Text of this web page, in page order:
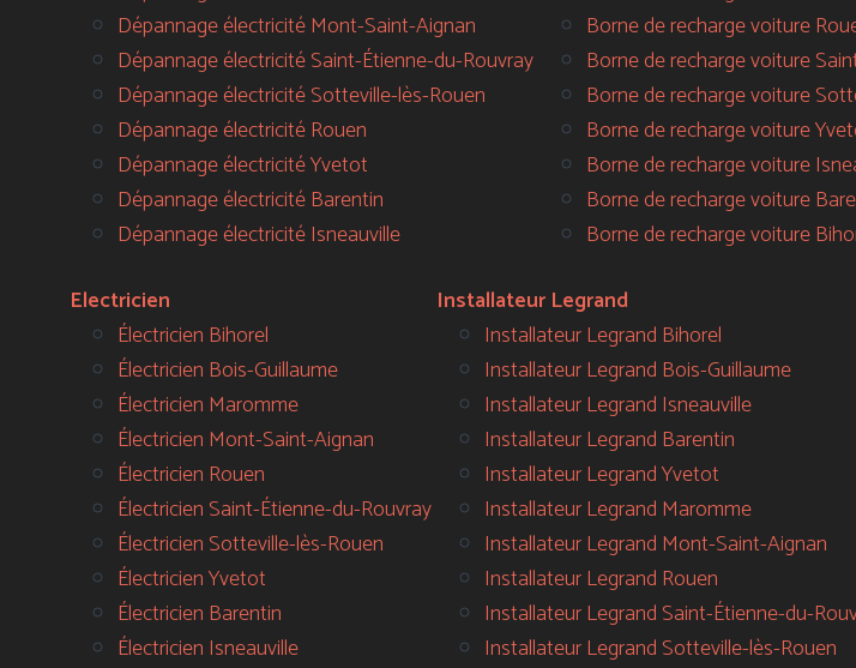
Dépannage électricité Mont-Saint-Aignan
Dépannage électricité Saint-Étienne-du-Rouvray
Dépannage électricité Sotteville-lès-Rouen
Dépannage électricité Rouen
Dépannage électricité Yvetot
Dépannage électricité Barentin
Dépannage électricité Isneauville
Borne de recharge voiture
Borne de recharge voiture
Borne de recharge voiture
Borne de recharge voiture
Borne de recharge voiture
Borne de recharge voiture
Borne de recharge voiture
Electricien
Électricien Bihorel
Électricien Bois-Guillaume
Électricien Maromme
Électricien Mont-Saint-Aignan
Électricien Rouen
Électricien Saint-Étienne-du-Rouvray
Électricien Sotteville-lès-Rouen
Électricien Yvetot
Électricien Barentin
Électricien Isneauville
Installateur Legrand
Installateur Legrand Bihorel
Installateur Legrand Bois-Guillaume
Installateur Legrand Isneauville
Installateur Legrand Barentin
Installateur Legrand Yvetot
Installateur Legrand Maromme
Installateur Legrand Mont-Saint-Aignan
Installateur Legrand Rouen
Installateur Legrand Saint-Étienne-du-
Installateur Legrand Sotteville-lès-Rouen